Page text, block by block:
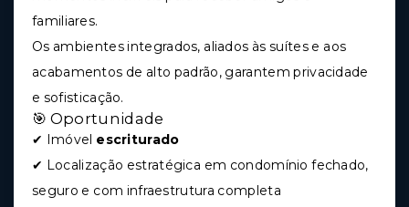
familiares.
Os ambientes integrados, aliados às suítes e aos
acabamentos de alto padrão, garantem privacidade
e sofisticação.
🎯 Oportunidade
✔ Imóvel escriturado
✔ Localização estratégica em condomínio fechado,
seguro e com infraestrutura completa